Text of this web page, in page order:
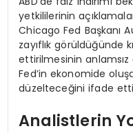
yetkililerinin
Chicago Fed Başkanı
zayıflık görüldüğünde
ettirilmesinin anlamsız
Fed’in ekonomide
düzelteceğini ifade
Analistlerin